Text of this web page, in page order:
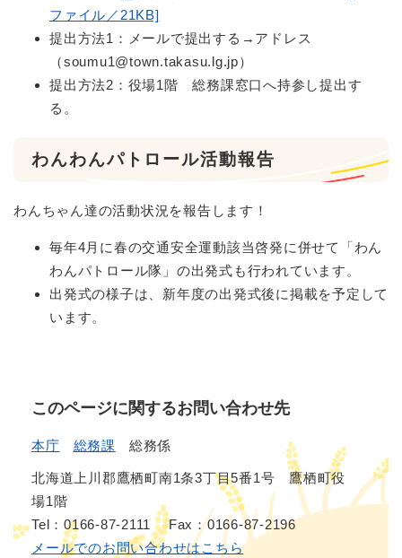
ファイル／21KB]
提出方法1：メールで提出する→アドレス
（soumu1@town.takasu.lg.jp）
提出方法2：役場1階 総務課窓口へ持参し提出す
る。
わんわんパトロール活動報告
わんちゃん達の活動状況を報告します！
毎年4月に春の交通安全運動該当啓発に併せて「わん
わんパトロール隊」の出発式も行われています。
出発式の様子は、新年度の出発式後に掲載を予定して
います。
このページに関するお問い合わせ先
本庁 総務課 総務係
北海道上川郡鷹栖町南1条3丁目5番1号 鷹栖町役
場1階
Tel：0166-87-2111
Fax：0166-87-2196
メールでのお問い合わせはこちら